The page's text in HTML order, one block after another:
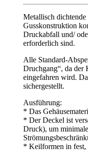
Metallisch
Gusskonstruktion
Druckabfall und/
erforderlich sind.
Alle Standard-
Druchgang“, da der
eingefahren wird.
sichergestellt.
Ausführung:
* Das
* Der Deckel ist
Druck), um
* Keilformen in fest,